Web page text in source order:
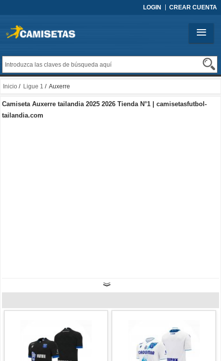
LOGIN CREAR CUENTA
Inicio / Ligue 1 / Auxerre
Camiseta Auxerre tailandia 2025 2026 Tienda N°1 | camisetasfutbol-
tailandia.com